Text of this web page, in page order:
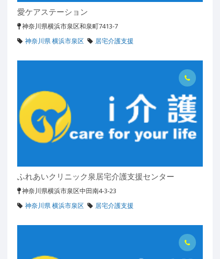
愛ケアステーション
神奈川県横浜市泉区和泉町7413-7
神奈川県 横浜市泉区
居宅介護支援
ふれあいクリニック泉居宅介護支援センター
神奈川県横浜市泉区中田南4-3-23
神奈川県 横浜市泉区
居宅介護支援